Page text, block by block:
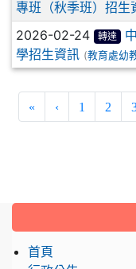
專班（秋季班）招生
2026-02-24 轉達
學招生資訊 (教育處幼
« ‹ 1 2
:::
首頁